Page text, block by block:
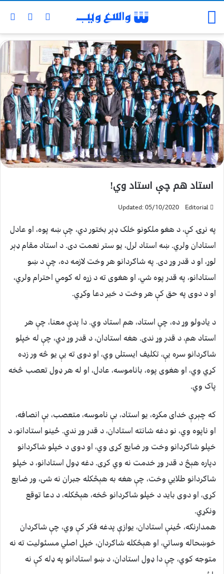
استاد هم چې استاد وي!
Editorial
Updated: 05/10/2020
په نړۍ کې، د هغو ملکونو خلک ډېر بختور دي، چې ښه پوه، او عادل
استادان ولري. ښه استاد لرل، یو ستر نعمت دی. د استاد مقام ډېر
لوړ، او د قدر وړ دی. په شاګردانو هر وخت لازمه ده، چې د ښو
استادانو، په قدر پوه شي، او هغوی ته د زړه له کومي احترام ولري،
او د دوی په حق کې هر وخت د خیر دعا وکړي.
د یادولو وړ ده، چې استاد، هم استاد وي. دا پدې معنا، چې هر
استاد هم، د قدر وړ ندی. هغه استادان، د قدر وړ دي، چې له خپلو
شاګردانو سره یې، تکلیف ایستلی وي، او دوی ته یې یو څه ور زده
کړي وي، او هغوی پوه، باناموسه، عادل، او له هر ډول تعصب څخه
پاک وي.
که چېرې خدای مکړه، یو استاد، بې ناموسه، متعصب، بې انصافه،
او ناپوه وي، نو دغه شانته استادان، د قدر وړ ندي. ځینو استادانو، د
خپلو شاګردانو وخت ور ضایع کړی وي، او دوی د خپلو شاګردانو
دپاره هېڅ د قدر وړ خدمت نه وي کړی. دغه ډول استادانو، د خپلو
شاګردانو طلایي وخت، چې هغه به هېڅکله جبران نه شى، ور ضایع
کړی، او دوی باید د خپلو شاګردانو څخه، هېڅکله، د دعا توقع
ونکړي.
همدارنګه، ځینې استادان، یوازې پدغه فکر کې وي، چې شاګردان
خوښحاله وساتي، او هېڅکله شاګردان، خپل اصلي مسىٔولیت ته نه
متوجه کوي، چې دا ډول استادان، د ښو استادانو په ډله کې نه